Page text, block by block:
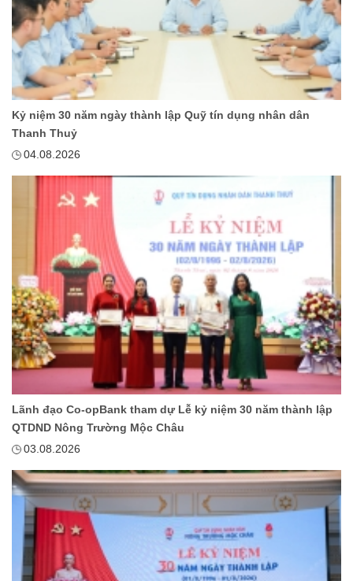
Kỷ niệm 30 năm ngày thành lập Quỹ tín dụng nhân dân
Thanh Thuỷ
04.08.2026
Lãnh đạo Co-opBank tham dự Lễ kỷ niệm 30 năm thành lập
QTDND Nông Trường Mộc Châu
03.08.2026